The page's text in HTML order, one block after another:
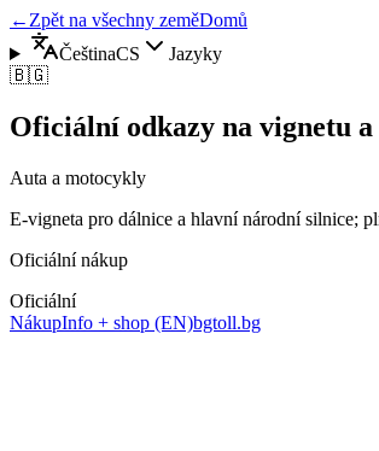
← Zpět na všechny zeměDomů
ČeštinaCS
Jazyky
🇧🇬
Oficiální odkazy na vignetu
Auta a motocykly
E‑vigneta pro dálnice a hlavní národní silnice;
Oficiální nákup
Oficiální
NákupInfo + shop (EN)bgtoll.bg